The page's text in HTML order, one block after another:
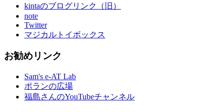
kintaのブログリンク（旧）
note
Twitter
マジカルトイボックス
お勧めリンク
Sam's e-AT Lab
ポランの広場
福島さんのYouTubeチャンネル